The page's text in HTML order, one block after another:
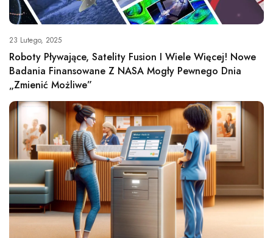
23 Lutego, 2025
Roboty Pływające, Satelity Fusion I Wiele Więcej! Nowe
Badania Finansowane Z NASA Mogły Pewnego Dnia
„zmienić Możliwe”